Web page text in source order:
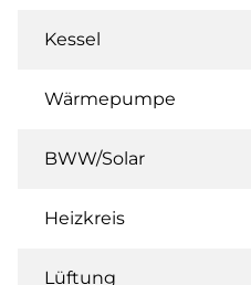
Kessel
Wärmepumpe
BWW/Solar
Heizkreis
Lüftung